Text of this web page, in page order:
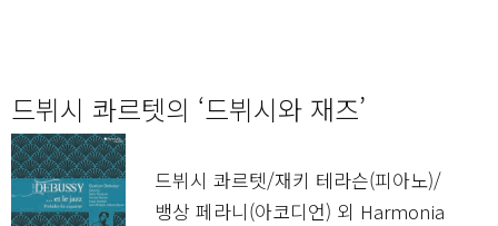
드뷔시 콰르텟의 ‘드뷔시와 재즈’
드뷔시 콰르텟/재키 테라슨(피아노)/
뱅상 페라니(아코디언) 외 Harmonia